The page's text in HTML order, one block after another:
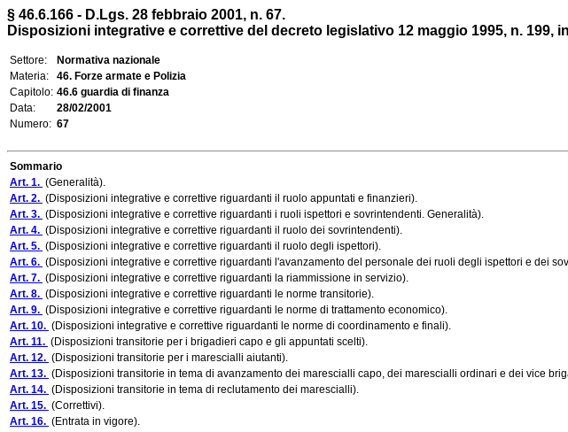
§ 46.6.166 - D.Lgs. 28 febbraio 2001, n. 67.
Disposizioni integrative e correttive del decreto legislativo 12 maggio 1995, n. 199,
Settore:
Normativa nazionale
Materia:
46. Forze armate e Polizia
Capitolo: 46.6 guardia di finanza
Data:
28/02/2001
Numero: 67
Sommario
Art. 1. (Generalità).
Art. 2. (Disposizioni integrative e correttive riguardanti il ruolo appuntati e finanzieri).
Art. 3. (Disposizioni integrative e correttive riguardanti i ruoli ispettori e sovrintendenti. Generalità).
Art. 4. (Disposizioni integrative e correttive riguardanti il ruolo dei sovrintendenti).
Art. 5. (Disposizioni integrative e correttive riguardanti il ruolo degli ispettori).
Art. 6. (Disposizioni integrative e correttive riguardanti l'avanzamento del personale dei ruoli degli ispettori e dei
Art. 7. (Disposizioni integrative e correttive riguardanti la riammissione in servizio).
Art. 8. (Disposizioni integrative e correttive riguardanti le norme transitorie).
Art. 9. (Disposizioni integrative e correttive riguardanti le norme di trattamento economico).
Art. 10. (Disposizioni integrative e correttive riguardanti le norme di coordinamento e finali).
Art. 11. (Disposizioni transitorie per i brigadieri capo e gli appuntati scelti).
Art. 12. (Disposizioni transitorie per i marescialli aiutanti).
Art. 13. (Disposizioni transitorie in tema di avanzamento dei marescialli capo, dei marescialli ordinari e dei vice
Art. 14. (Disposizioni transitorie in tema di reclutamento dei marescialli).
Art. 15. (Correttivi).
Art. 16. (Entrata in vigore).